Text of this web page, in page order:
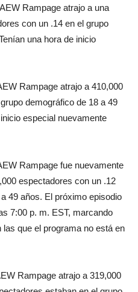
Rampage atrajo a una
con un .14 en el grupo
una hora de inicio
Rampage atrajo a 410,000
demográfico de 18 a 49
especial nuevamente
Rampage fue nuevamente
espectadores con un .12
49 años. El próximo episodio
7:00 p. m. EST, marcando
que el programa no está en
Rampage atrajo a 319,000